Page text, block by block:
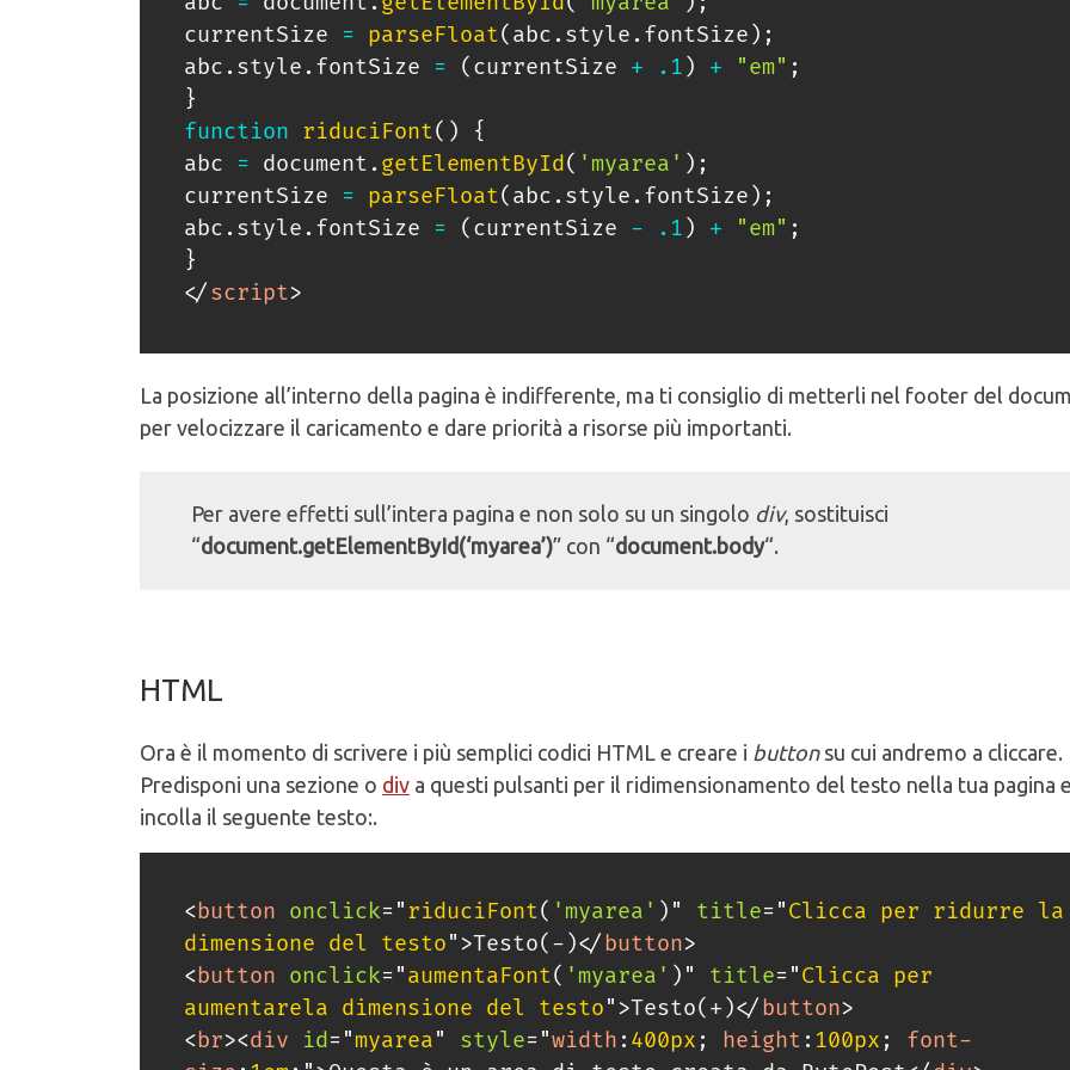
currentSize
= parseFloat( abc . style . fontSize ) ;
abc . style . fontSize = ( currentSize + .1 ) + "em" ;
}
function
riduciFont( )
{
abc
= document . getElementById( 'myarea' ) ;
currentSize
= parseFloat( abc . style . fontSize ) ;
abc . style . fontSize = ( currentSize - .1 ) + "em" ;
}
</script>
La posizione all’interno della pagina è indifferente, ma ti consiglio di metterli nel footer del
per velocizzare il caricamento e dare priorità a risorse più importanti.
Per avere effetti sull’intera pagina e non solo su un singolo div, sostituisci
“document.getElementById(‘myarea’)” con “document.body“.
HTML
Ora è il momento di scrivere i più semplici codici HTML e creare i button su cui andremo a cliccare.
Predisponi una sezione o div a questi pulsanti per il ridimensionamento del testo nella tua pagina e
incolla il seguente testo:.
<button onclick=" riduciFont( 'myarea' ) " title="Clicca per ridurre la
dimensione del testo">Testo(-)</button>
<button onclick="aumentaFont( 'myarea' ) " title="Clicca per
aumentarela dimensione del testo">Testo(+)</button>
<br><div id="myarea" style="width : 400px ; height : 100px ;
font-